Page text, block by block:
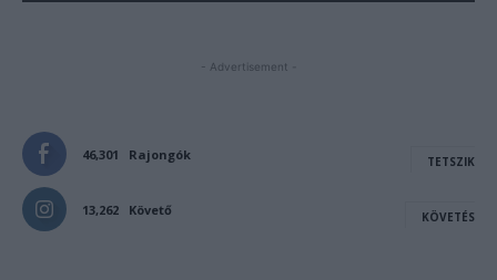
- Advertisement -
46,301 Rajongók TETSZIK
13,262 Követő KÖVETÉS